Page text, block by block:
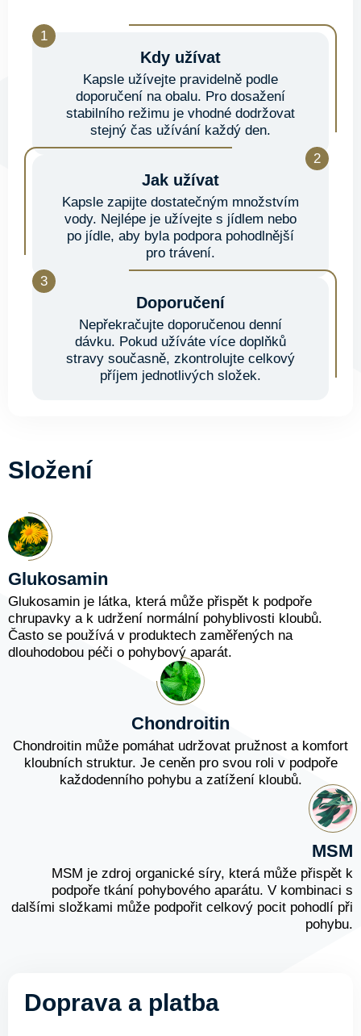
Kdy užívat
Kapsle užívejte pravidelně podle
doporučení na obalu. Pro dosažení
stabilního režimu je vhodné dodržovat
stejný čas užívání každý den.
Jak užívat
Kapsle zapijte dostatečným množstvím
vody. Nejlépe je užívejte s jídlem nebo
po jídle, aby byla podpora pohodlnější
pro trávení.
Doporučení
Nepřekračujte doporučenou denní
dávku. Pokud užíváte více doplňků
stravy současně, zkontrolujte celkový
příjem jednotlivých složek.
Složení
Glukosamin
Glukosamin je látka, která může přispět k podpoře
chrupavky a k udržení normální pohyblivosti kloubů.
Často se používá v produktech zaměřených na
dlouhodobou péči o pohybový aparát.
Chondroitin
Chondroitin může pomáhat udržovat pružnost a komfort
kloubních struktur. Je ceněn pro svou roli v podpoře
každodenního pohybu a zatížení kloubů.
MSM
MSM je zdroj organické síry, která může přispět k
podpoře tkání pohybového aparátu. V kombinaci s
dalšími složkami může podpořit celkový pocit pohodlí při
pohybu.
Doprava a platba